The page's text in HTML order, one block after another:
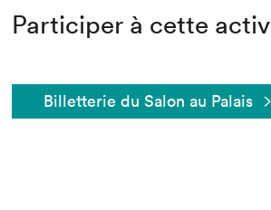
Participer à cette
Billetterie du Salon au Palais